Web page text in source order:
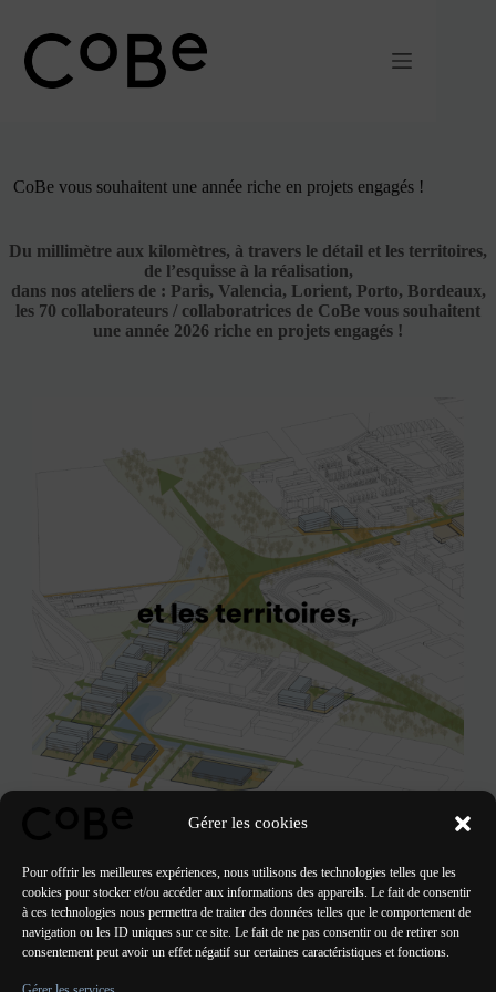
Gérer les cookies
Pour offrir les meilleures expériences, nous utilisons des technologies telles que les
cookies pour stocker et/ou accéder aux informations des appareils. Le fait de consentir
à ces technologies nous permettra de traiter des données telles que le comportement de
navigation ou les ID uniques sur ce site. Le fait de ne pas consentir ou de retirer son
consentement peut avoir un effet négatif sur certaines caractéristiques et fonctions.
contenu
CoBe vous souhaitent une année riche en projets engagés !
Du millimètre aux kilomètres, à travers le détail et les territoires,
de l’esquisse à la réalisation,
dans nos ateliers de : Paris, Valencia, Lorient, Porto, Bordeaux,
les 70 collaborateurs / collaboratrices de CoBe vous souhaitent
une année 2026 riche en projets engagés !
PRÉCÉDENT SUIVANT